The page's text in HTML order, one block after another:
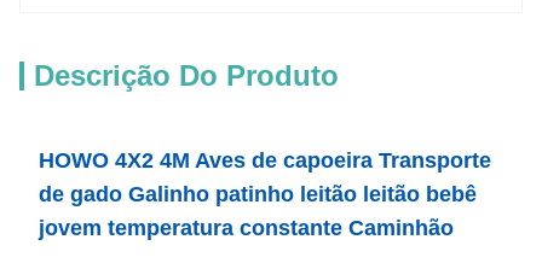
Descrição Do Produto
HOWO 4X2 4M Aves de capoeira Transporte
de gado Galinho patinho leitão leitão bebê
jovem temperatura constante Caminhão